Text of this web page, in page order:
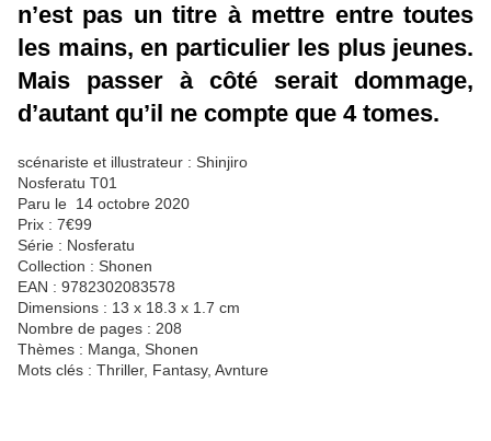
n’est pas un titre à mettre entre toutes
les mains, en particulier les plus jeunes.
Mais passer à côté serait dommage,
d’autant qu’il ne compte que 4 tomes.
scénariste et illustrateur : Shinjiro
Nosferatu T01
Paru le 14 octobre 2020
Prix : 7€99
Série : Nosferatu
Collection : Shonen
EAN : 9782302083578
Dimensions : 13 x 18.3 x 1.7 cm
Nombre de pages : 208
Thèmes : Manga, Shonen
Mots clés : Thriller, Fantasy, Avnture